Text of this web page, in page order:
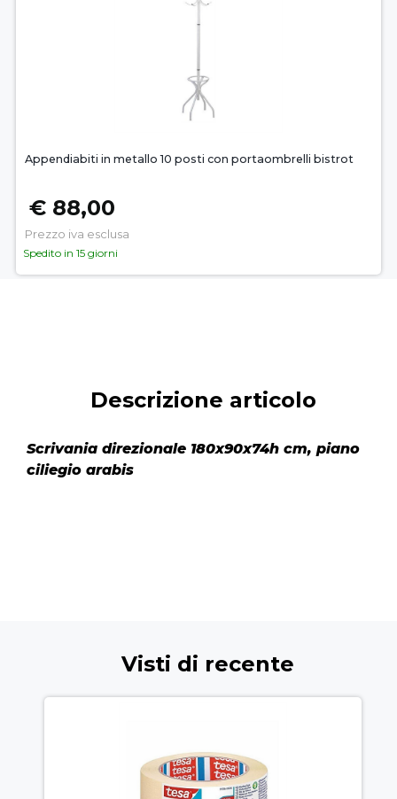
Appendiabiti in metallo 10 posti con portaombrelli bistrot
€ 88,00
Prezzo iva esclusa
Spedito in 15 giorni
Descrizione articolo
Scrivania direzionale 180x90x74h cm, piano
ciliegio arabis
Visti di recente